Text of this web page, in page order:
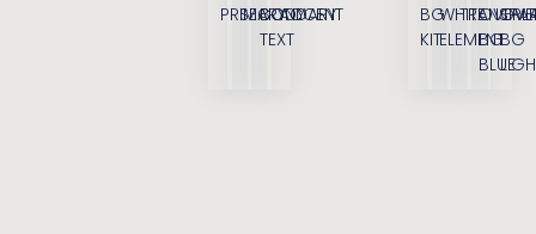
PRIMARY
SECONDARY
BODY
TEXT
ACCENT
BG
KIT
WHITE
ELEMENT
BG
BLUE
BG